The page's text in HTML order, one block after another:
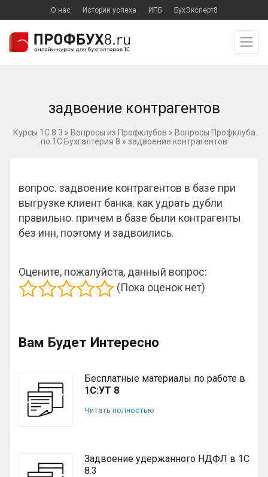
О нас Истории успеха ИПБ БухЭксперт8
задвоение контрагентов
Курсы 1С 8.3 » Вопросы из Профклубов » Вопросы Профклуба
по 1С:Бухгалтерия 8 » задвоение контрагентов
вопрос. задвоение контрагентов в базе при
выгрузке клиент банка. как удрать дубли
правильно. причем в базе были контрагенты
без инн, поэтому и задвоились.
Оцените, пожалуйста, данный вопрос:
(Пока оценок нет)
Вам Будет Интересно
Бесплатные материалы по работе в
1С:УТ 8
Читать полностью
Задвоение удержанного НДФЛ в 1С
8.3